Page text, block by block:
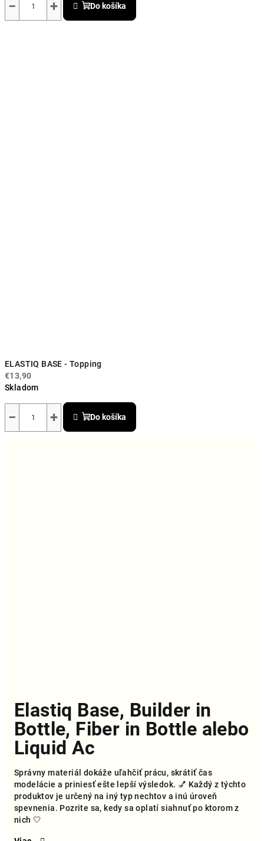
produktu
je
+
− Do košíka
ELASTIQ BASE - Topping
€13,90
Skladom
+
− Do košíka
Elastiq Base, Builder in
Bottle, Fiber in Bottle alebo
Liquid Ac
Správny materiál dokáže uľahčiť prácu, skrátiť čas
modelácie a priniesť ešte lepší výsledok. 💅 Každý z týchto
produktov je určený na iný typ nechtov a inú úroveň
spevnenia. Pozrite sa, kedy sa oplatí siahnuť po ktorom z
nich 🤍